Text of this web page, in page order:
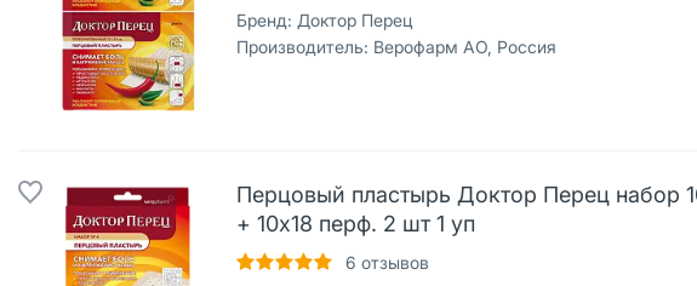
Бренд: Доктор Перец
Производитель: Верофарм АО, Россия
Перцовый пластырь Доктор Перец набор
+ 10х18 перф. 2 шт 1 уп
6 отзывов